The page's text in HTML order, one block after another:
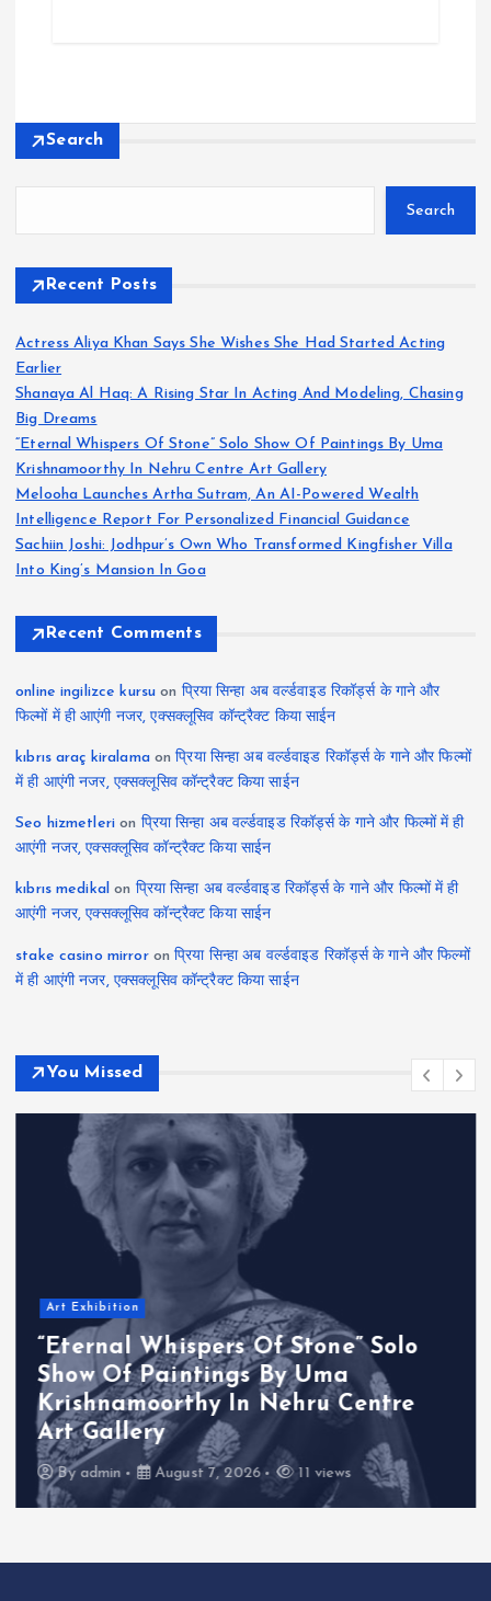
Search
Search
Recent Posts
Actress Aliya Khan Says She Wishes She Had Started Acting
Earlier
Shanaya Al Haq: A Rising Star In Acting And Modeling, Chasing
Big Dreams
“Eternal Whispers Of Stone” Solo Show Of Paintings By Uma
Krishnamoorthy In Nehru Centre Art Gallery
Melooha Launches Artha Sutram, An AI-Powered Wealth
Intelligence Report For Personalized Financial Guidance
Sachiin Joshi: Jodhpur’s Own Who Transformed Kingfisher Villa
Into King’s Mansion In Goa
Recent Comments
online ingilizce kursu on प्रिया सिन्हा अब वर्ल्डवाइड रिकॉर्ड्स के गाने और
फिल्मों में ही आएंगी नजर, एक्सक्लूसिव कॉन्ट्रैक्ट किया साईन
kıbrıs araç kiralamaonप्रिया सिन्हा अब वर्ल्डवाइड रिकॉर्ड्स के गाने और फिल्मों
में ही आएंगी नजर, एक्सक्लूसिव कॉन्ट्रैक्ट किया साईन
Seo hizmetleri on प्रिया सिन्हा अब वर्ल्डवाइड रिकॉर्ड्स के गाने और फिल्मों में ही
आएंगी नजर, एक्सक्लूसिव कॉन्ट्रैक्ट किया साईन
kıbrıs medikal on प्रिया सिन्हा अब वर्ल्डवाइड रिकॉर्ड्स के गाने और फिल्मों में ही
आएंगी नजर, एक्सक्लूसिव कॉन्ट्रैक्ट किया साईन
stake casino mirroronप्रिया सिन्हा अब वर्ल्डवाइड रिकॉर्ड्स के गाने और फिल्मों
में ही आएंगी नजर, एक्सक्लूसिव कॉन्ट्रैक्ट किया साईन
You Missed
Art Exhibition
“Eternal Whispers Of Stone” Solo
Show Of Paintings By Uma
Krishnamoorthy In Nehru Centre
Art Gallery
By admin August 7, 2026 11 views